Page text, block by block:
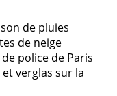
de pluies
de neige
police de Paris
verglas sur la